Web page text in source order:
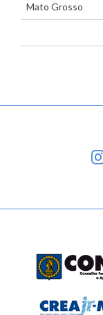
Mato Grosso